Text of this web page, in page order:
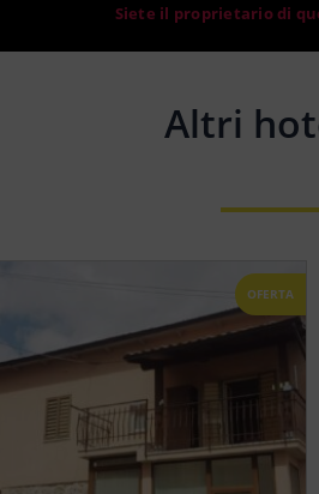
Siete il proprietario di
Altri
OFERTA